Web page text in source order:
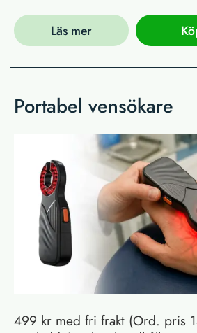
Läs mer
Portabel vensökare
499 kr med fri frakt (Ord. pris